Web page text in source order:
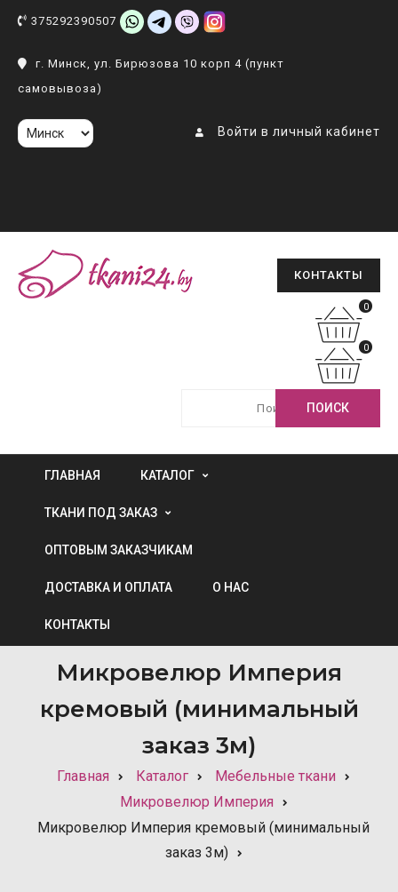
375292390507
г. Минск, ул. Бирюзова 10 корп 4 (пункт
самовывоза)
Войти в личный кабинет
КОНТАКТЫ
0
0
ГЛАВНАЯ КАТАЛОГ
ТКАНИ ПОД ЗАКАЗ
ОПТОВЫМ ЗАКАЗЧИКАМ
ДОСТАВКА И ОПЛАТА О НАС
КОНТАКТЫ
Микровелюр Империя
кремовый (минимальный
заказ 3м)
Главная Каталог
Мебельные ткани
Микровелюр Империя
Микровелюр Империя кремовый (минимальный
заказ 3м)